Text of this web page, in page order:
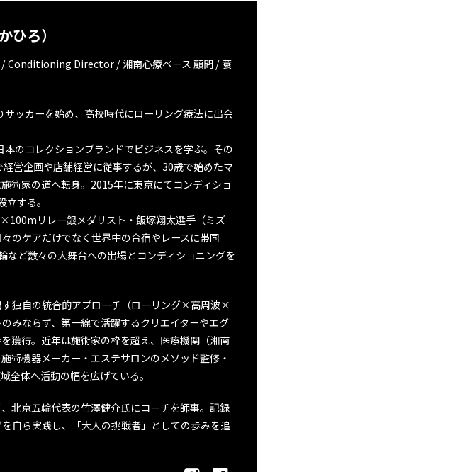
ひろ）
Conditioning Director / 湘南心療ベース 顧問 / 蓑
ッカーを始め、高校時代にローリング療法に出会
のコレクションブランドでビジネスを学ぶ。その
営企画や店舗経営に従事するが、30歳で始めたマ
術家の道へ転身。2015年に東京にてコンディショ
する。
リレー銀メダリスト・飯塚翔太選手（ミズ
のケアだけでなく世界中の合宿やレースに帯同
など数々の大舞台への出場とコンディショニングを
独自の統合的アプローチ（ローリング×高周波×
みならず、第一線で活躍するクリエイターやエグ
獲得。近年は施術家の枠を超え、医療機関（湘南
術機器メーカー・エステサロンのメソッド監修・
全体へ活動の幅を広げている。
北京五輪代表の竹澤健介氏にコーチを師事。記録
自ら実践し、「大人の挑戦者」としての歩みを追